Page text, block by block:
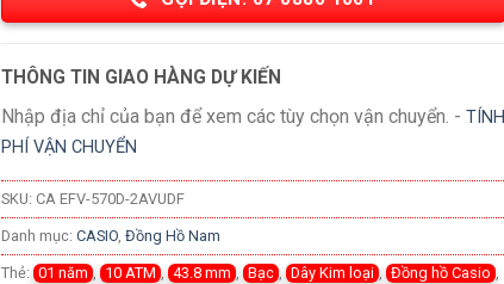
THÔNG TIN GIAO HÀNG DỰ KIẾN
Nhập địa chỉ của bạn để xem các tùy chọn vận chuyển. -TÍNH
PHÍ VẬN CHUYỂN
SKU: CA EFV-570D-2AVUDF
Danh mục:CASIO ,Đồng Hồ Nam
Thẻ: 01 năm , 10 ATM , 43.8 mm , Bạc , Dây Kim loại , Đồng hồ Casio